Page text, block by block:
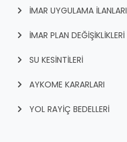
İMAR UYGULAMA İLANLARI
İMAR PLAN DEĞİŞİKLİKLERİ
SU KESİNTİLERİ
AYKOME KARARLARI
YOL RAYİÇ BEDELLERİ